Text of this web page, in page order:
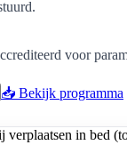
voor
📥 Bekijk programma